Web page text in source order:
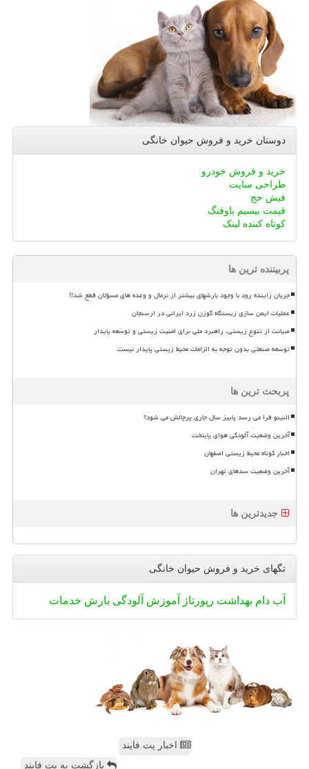
دوستان خرید و فروش حیوان خانگی
خرید و فروش خودرو
طراحی سایت
فیش حج
قیمت بیسیم باوفنگ
کوتاه کننده لینک
پربیننده ترین ها
جریان زاینده رود با وجود بارشهای بیشتر از نرمال و وعده های مسؤلان قطع شد!!
عملیات ایمن سازی زیستگاه گوزن زرد ایرانی در ارسنجان
صیانت از تنوع زیستی، راهبرد ملی برای امنیت زیستی و توسعه پایدار
توسعه صنعتی بدون توجه به الزامات محیط زیستی پایدار نیست
پربحث ترین ها
النینو فرا می رسد پاییز سال جاری پرچالش می شود؟
آخرین وضعیت آلودگی هوای پایتخت
اخبار کوتاه محیط زیستی اصفهان
آخرین وضعیت سدهای تهران
جدیدترین ها
تگهای خرید و فروش حیوان خانگی
آب دام بهداشت رپورتاژ آموزش آلودگی بارش خدمات
اخبار پت فایند
بازگشت به پت فایند